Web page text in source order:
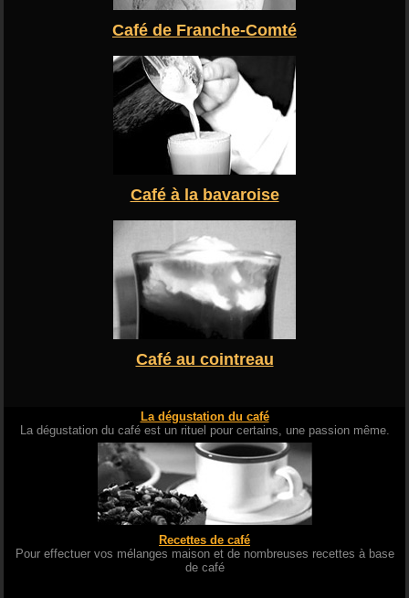
Café de Franche-Comté
Café à la bavaroise
Café au cointreau
La dégustation du café
La dégustation du café est un rituel pour certains, une passion même.
Recettes de café
Pour effectuer vos mélanges maison et de nombreuses recettes à base
de café